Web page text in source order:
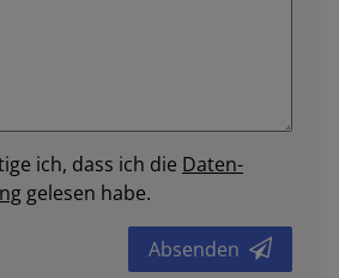
ich, dass ich die Daten­
gelesen habe.
Absenden